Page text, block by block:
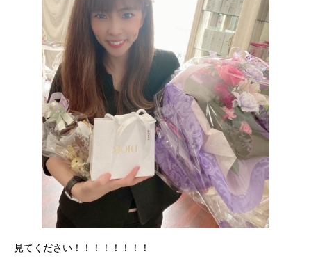
見てください！！！！！！！！